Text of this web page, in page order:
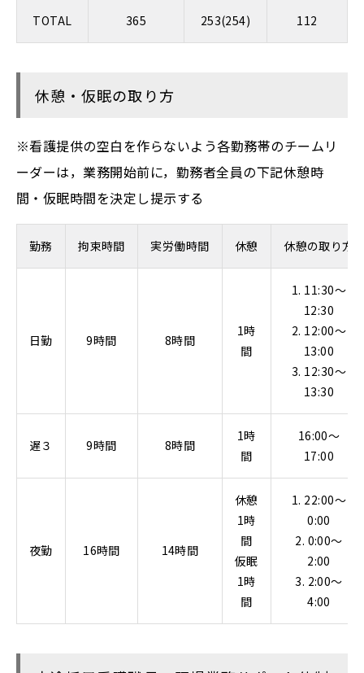
TOTAL 365 253(254) 112
休憩・仮眠の取り方
※看護提供の空白を作らないよう各勤務帯のチームリ
ーダーは，業務開始前に，勤務者全員の下記休憩時
間・仮眠時間を決定し提示する
勤務 拘束時間 実労働時間 休憩 休憩の取り方
日勤 9時間 8時間
1時
間
1. 11:30～
12:30
2. 12:00～
13:00
3. 12:30～
13:30
遅３ 9時間 8時間
1時
間
16:00～
17:00
夜勤 16時間 14時間
休憩
1時
間
仮眠
1時
間
1. 22:00～
0:00
2. 0:00～
2:00
3. 2:00～
4:00